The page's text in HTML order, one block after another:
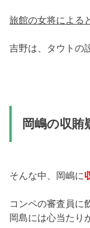
旅館の女将による
吉野は、タウトの
岡嶋の収賄
そんな中、岡嶋に
コンペの審査員に
岡島には心当たり